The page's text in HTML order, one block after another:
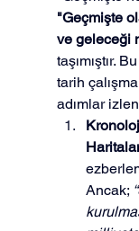
"Geçmişte
ve geleceği
taşımıştır.
tarih
adımlar
Ancak;